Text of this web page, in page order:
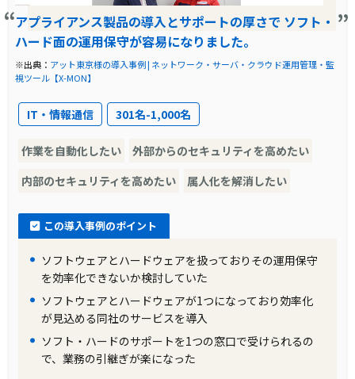
アプライアンス製品の導入とサポートの厚さで ソフト・
ハード面の運用保守が容易になりました。
※出典： アット東京様の導入事例 | ネットワーク・サーバ・クラウド運用管理・監
視ツール【X-MON】
IT・情報通信 301名-1,000名
作業を自動化したい
外部からのセキュリティを高めたい
内部のセキュリティを高めたい
属人化を解消したい
この導入事例のポイント
ソフトウェアとハードウェアを扱っておりその運用保守
を効率化できないか検討していた
ソフトウェアとハードウェアが1つになっており効率化
が見込める同社のサービスを導入
ソフト・ハードのサポートを1つの窓口で受けられるの
で、業務の引継ぎが楽になった